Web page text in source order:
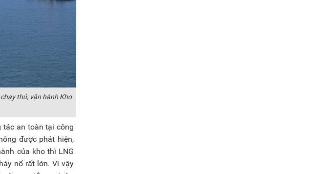
thủ, vận hành Kho
tác an toàn tại công
được phát hiện,
của kho thì LNG
nổ rất lớn. Vì vậy